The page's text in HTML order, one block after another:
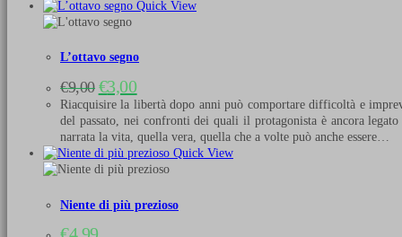
Quick View
L’ottavo segno
€9,00 Il
prezzo
originale
era:
€9,00.
€3,00Il
prezzo
attuale
è:
€3,00.
Riacquisire la libertà dopo anni può comportare difficoltà e
del passato, nei confronti dei quali il protagonista è ancora
narrata la vita, quella vera, quella che a volte può anche essere…
Quick View
Niente di più prezioso